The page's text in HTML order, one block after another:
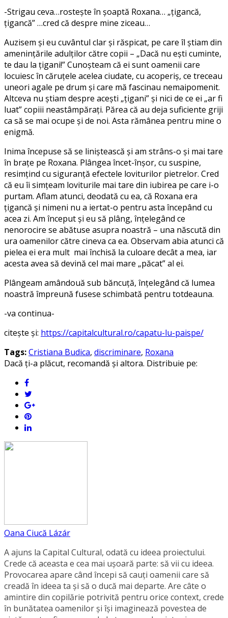
-Strigau ceva…rosteşte în şoaptă Roxana… „țigancă,
țigancă” …cred că despre mine ziceau…
Auzisem și eu cuvântul clar și răspicat, pe care îl știam din
amenințările adulților către copii – „Dacă nu ești cuminte,
te dau la țigani!” Cunoșteam că ei sunt oamenii care
locuiesc în căruțele acelea ciudate, cu acoperiș, ce treceau
uneori agale pe drum și care mă fascinau nemaipomenit.
Altceva nu știam despre acești „țigani” și nici de ce ei „ar fi
luat” copiii neastâmpărați. Părea că au deja suficiente griji
ca să se mai ocupe şi de noi. Asta rămânea pentru mine o
enigmă.
Inima începuse să se liniștească și am strâns-o și mai tare
în brațe pe Roxana. Plângea încet-înșor, cu suspine,
resimțind cu siguranță efectele loviturilor pietrelor. Cred
că eu îi simțeam loviturile mai tare din iubirea pe care i-o
purtam. Aflam atunci, deodată cu ea, că Roxana era
țigancă și nimeni nu a iertat-o pentru asta începând cu
acea zi. Am început și eu să plâng, înțelegând ce
nenorocire se abătuse asupra noastră – una născută din
ura oamenilor către cineva ca ea. Observam abia atunci că
pielea ei era mult mai închisă la culoare decât a mea, iar
acesta avea să devină cel mai mare „păcat” al ei.
Plângeam amândouă sub băncuță, înțelegând că lumea
noastră împreună fusese schimbată pentru totdeauna.
-va continua-
citește și: https://capitalcultural.ro/capatu-lu-paispe/
Tags:Cristiana Budica, discriminare, Roxana
Dacă ți-a plăcut, recomandă și altora. Distribuie pe:
Oana Ciucă Lázár
A ajuns la Capital Cultural, odată cu ideea proiectului.
Crede că aceasta e cea mai ușoară parte: să vii cu ideea.
Provocarea apare când începi să cauți oamenii care să
creadă în ideea ta și să o ducă mai departe. Are câte o
amintire din copilărie potrivită pentru orice context, crede
în bunătatea oamenilor și își imaginează povestea de